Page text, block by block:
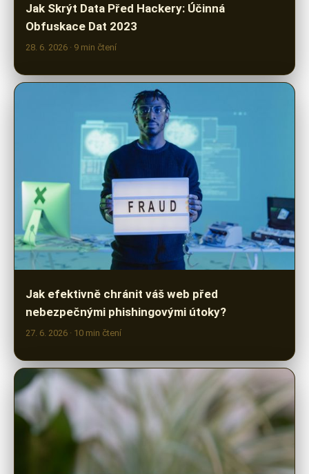
28. 6. 2026· 9 min čtení
Jak efektivně chránit váš web před
27. 6. 2026· 10 min čtení